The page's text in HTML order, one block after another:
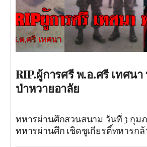
RIP.ผู้การศรี พ.อ.ศรี เทศน
ป่าหวายอาลัย
ทหารผ่านศึกสวนสนาม วันที่ 3 กุม
ทหารผ่านศึก เชิดชูเกียรติ์ทหารก